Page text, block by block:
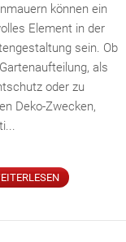
können ein
Element in der
sein. Ob
als
oder zu
Deko-Zwecken,